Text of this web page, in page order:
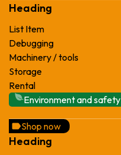
Heading
List Item
Debugging
Machinery / tools
Storage
Rental
Environment and safety
Shop now
Heading